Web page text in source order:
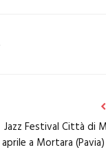
Jazz Festival Città di
aprile a Mortara